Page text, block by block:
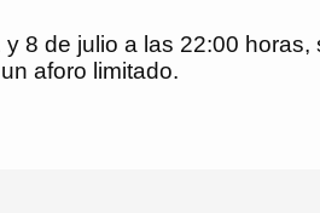
de julio a las 22:00 horas,
aforo limitado.